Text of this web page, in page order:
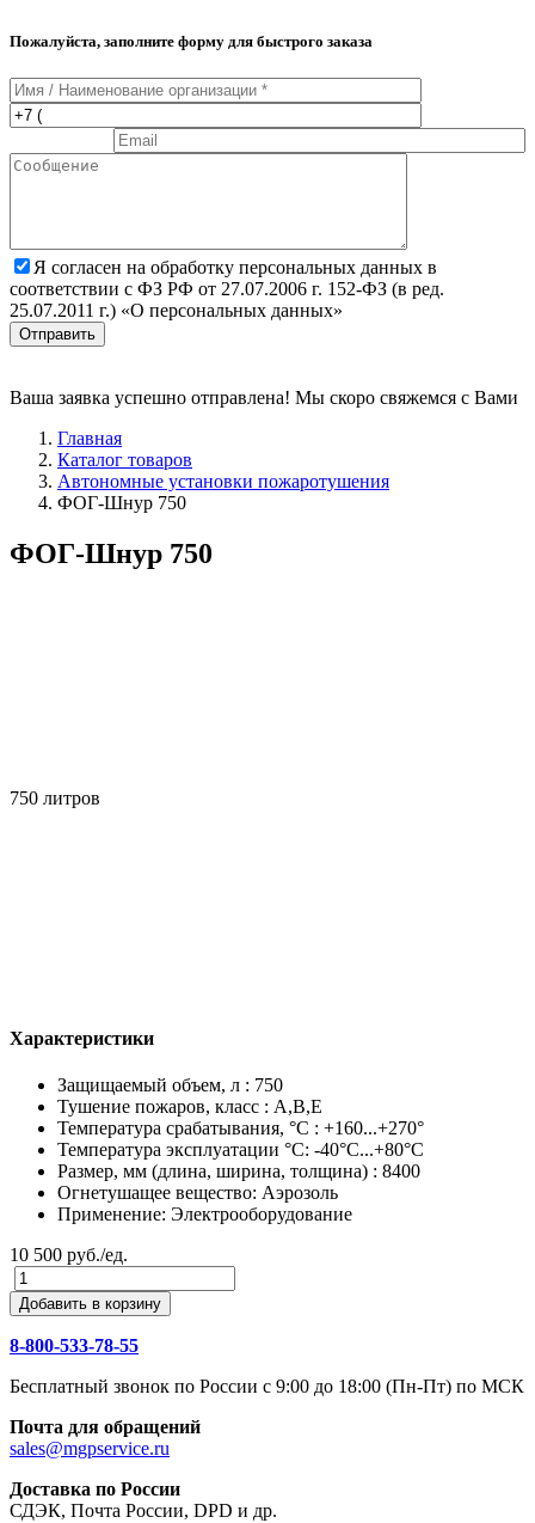
Пожалуйста, заполните форму для быстрого заказа
Я согласен на обработку персональных данных в
соответствии с ФЗ РФ от 27.07.2006 г. 152-ФЗ (в ред.
25.07.2011 г.) «О персональных данных»
Отправить
Ваша заявка успешно отправлена! Мы скоро свяжемся с Вами
Главная
Каталог товаров
Автономные установки пожаротушения
ФОГ-Шнур 750
ФОГ-Шнур 750
750 литров
Характеристики
Защищаемый объем, л : 750
Тушение пожаров, класс : A,B,E
Температура срабатывания, °C : +160...+270°
Температура эксплуатации °C: -40°C...+80°C
Размер, мм (длина, ширина, толщина) : 8400
Огнетушащее вещество: Аэрозоль
Применение: Электрооборудование
10 500 руб./ед.
Добавить в корзину
8-800-533-78-55
Бесплатный звонок по России c 9:00 до 18:00 (Пн-Пт) по МСК
Почта для обращений
sales@mgpservice.ru
Доставка по России
СДЭК, Почта России, DPD и др.